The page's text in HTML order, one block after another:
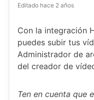
Editado hace 2 años
Con la integración
puedes subir tus
Administrador de
del creador de
Ten en cuenta que